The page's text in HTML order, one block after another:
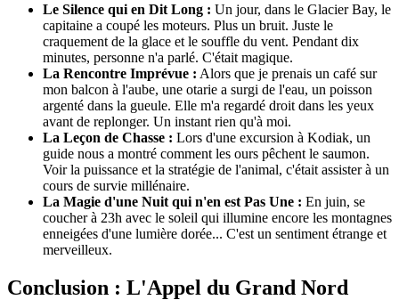
Le Silence qui en Dit Long : Un jour, dans le Glacier Bay, le
capitaine a coupé les moteurs. Plus un bruit. Juste le
craquement de la glace et le souffle du vent. Pendant dix
minutes, personne n'a parlé. C'était magique.
La Rencontre Imprévue : Alors que je prenais un café sur
mon balcon à l'aube, une otarie a surgi de l'eau, un poisson
argenté dans la gueule. Elle m'a regardé droit dans les yeux
avant de replonger. Un instant rien qu'à moi.
La Leçon de Chasse : Lors d'une excursion à Kodiak, un
guide nous a montré comment les ours pêchent le saumon.
Voir la puissance et la stratégie de l'animal, c'était assister à un
cours de survie millénaire.
La Magie d'une Nuit qui n'en est Pas Une : En juin, se
coucher à 23h avec le soleil qui illumine encore les montagnes
enneigées d'une lumière dorée... C'est un sentiment étrange et
merveilleux.
Conclusion : L'Appel du Grand Nord